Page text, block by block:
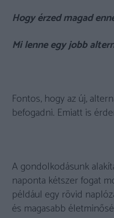
Hogy érzed magad
Mi lenne egy jobb
Fontos, hogy az új,
befogadni. Emiatt is
A gondolkodásunk
naponta kétszer fogat
például egy rövid
és magasabb